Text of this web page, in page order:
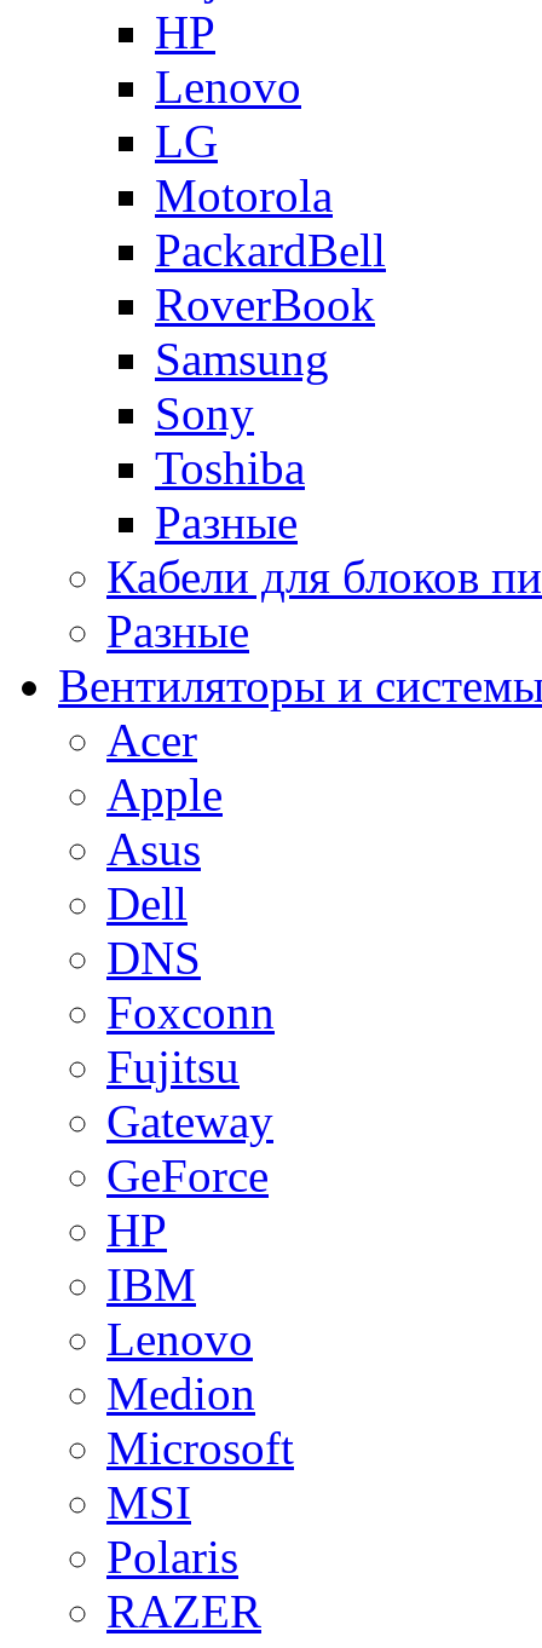
HP
Lenovo
LG
Motorola
PackardBell
RoverBook
Samsung
Sony
Toshiba
Разные
Кабели для блоков
Разные
Вентиляторы и
Acer
Apple
Asus
Dell
DNS
Foxconn
Fujitsu
Gateway
GeForce
HP
IBM
Lenovo
Medion
Microsoft
MSI
Polaris
RAZER